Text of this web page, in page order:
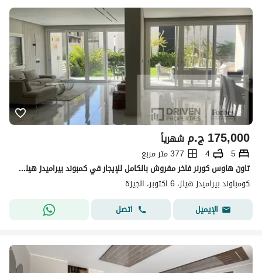
ج.م175,000 شهرياً
5
4
377 متر مربع
تاون هاوس كورنر فاخر مفروش بالكامل للإيجار في كمبوند بيراميدز هيلز 6 أكتوبر Pyramids Hills Compound 6th of October
كومباوند بيراميدز هيلز، 6 اكتوبر، الجيزة
الإيميل
اتصل